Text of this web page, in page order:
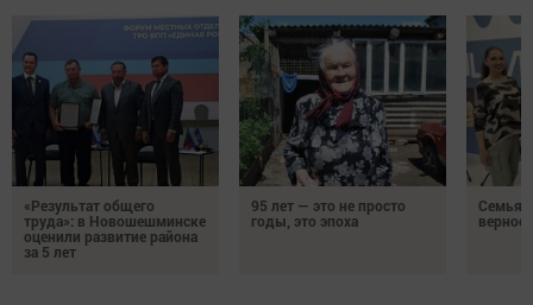
«Результат общего
труда»: в Новошешминске
оценили развитие района
за 5 лет
95 лет — это не просто
годы, это эпоха
Семья